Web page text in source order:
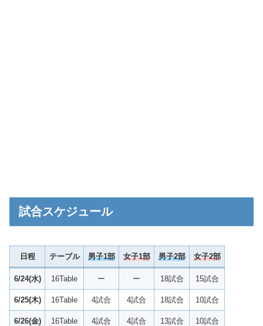
試合スケジュール
日程 テーブル 男子1部 女子1部 男子2部 女子2部
6/24(水) 16Table ー ー 18試合 15試合
6/25(木) 16Table 4試合 4試合 18試合 10試合
6/26(金) 16Table 4試合 4試合 13試合 10試合